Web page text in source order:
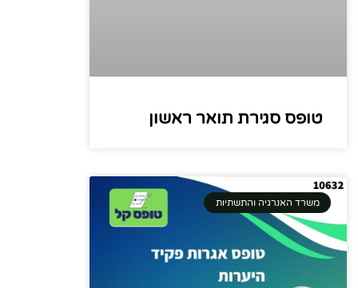
טופס סגירת תואר ראשון
משרד האנרגיה והתשתיות